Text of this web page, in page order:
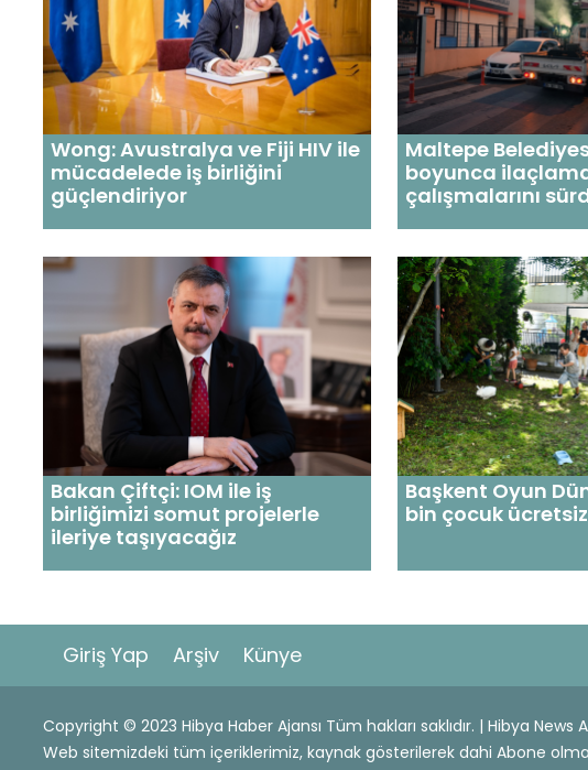
Wong: Avustralya ve Fiji HIV ile
mücadelede iş birliğini
güçlendiriyor
Maltepe
boyunca
çalışmalarını
Bakan Çiftçi: IOM ile iş
birliğimizi somut projelerle
ileriye taşıyacağız
Başkent Oyun
bin çocuk
Giriş Yap Arşiv Künye
Copyright © 2023 Hibya Haber Ajansı Tüm hakları saklıdır. | Hibya News
Web sitemizdeki tüm içeriklerimiz, kaynak gösterilerek dahi Abone